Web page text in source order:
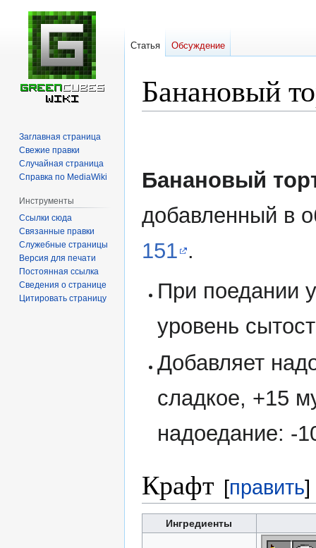
Банановый
Банановый
добавленный в
151 .
При поедании
уровень
Добавляет
сладкое, +15
надоедание: -
Крафт [править]
Ингредиенты
Статья Обсуждение
Заглавная страница
Свежие правки
Случайная страница
Справка по MediaWiki
Инструменты
Ссылки сюда
Связанные правки
Служебные страницы
Версия для печати
Постоянная ссылка
Сведения о странице
Цитировать страницу